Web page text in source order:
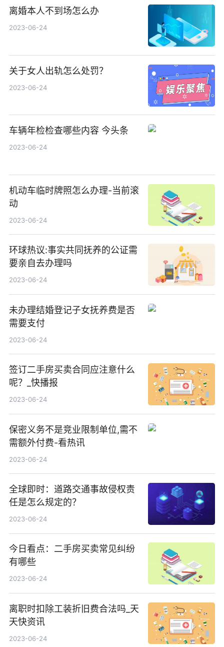
离婚本人不到场怎么办
2023-06-24
关于女人出轨怎么处罚？
2023-06-24
车辆年检检查哪些内容 今头条
2023-06-24
机动车临时牌照怎么办理-当前滚
动
2023-06-24
环球热议:事实共同抚养的公证需
要亲自去办理吗
2023-06-24
未办理结婚登记子女抚养费是否
需要支付
2023-06-24
签订二手房买卖合同应注意什么
呢？_快播报
2023-06-24
保密义务不是竞业限制单位,需不
需额外付费-看热讯
2023-06-24
全球即时：道路交通事故侵权责
任是怎么规定的？
2023-06-24
今日看点：二手房买卖常见纠纷
有哪些
2023-06-24
离职时扣除工装折旧费合法吗_天
天快资讯
2023-06-24